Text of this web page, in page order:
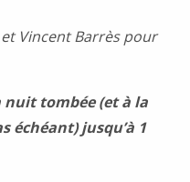
Vincent Barrès pour
nuit tombée (et à la
échéant) jusqu’à 1